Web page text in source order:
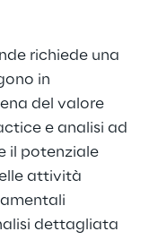
richiede una
in
del valore
e analisi ad
il potenziale
attività
dettagliata